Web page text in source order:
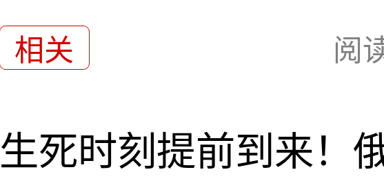
相关 阅
生死时刻提前到来！